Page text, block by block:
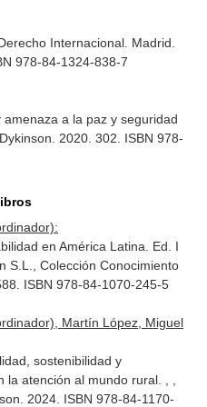
Internacional. Madrid.
978-84-1324-838-7
a la paz y seguridad
2020. 302. ISBN 978-
en América Latina. Ed. I
S.L., Colección Conocimiento
ISBN 978-84-1070-245-5
Martín López, Miguel
sostenibilidad y
atención al mundo rural. , ,
2024. ISBN 978-84-1170-